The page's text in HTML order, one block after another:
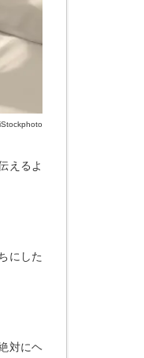
えるよ
にした
対にヘ